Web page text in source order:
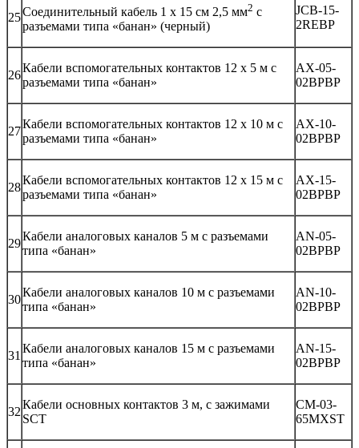
25Соединительный кабель 1 х 15 см 2,5 мм2 с
разъемами типа «банан» (черный)
JCB-15-
2REBP
26
Кабели вспомогательных контактов 12 х 5 м с
разъемами типа «банан»
AX-05-
02BPBP
27
Кабели вспомогательных контактов 12 х 10 м с
разъемами типа «банан»
AX-10-
02BPBP
28
Кабели вспомогательных контактов 12 х 15 м с
разъемами типа «банан»
AX-15-
02BPBP
29
Кабели аналоговых каналов 5 м с разъемами
типа «банан»
AN-05-
02BPBP
30
Кабели аналоговых каналов 10 м с разъемами
типа «банан»
AN-10-
02BPBP
31
Кабели аналоговых каналов 15 м с разъемами
типа «банан»
AN-15-
02BPBP
32
Кабели основных контактов 3 м, с зажимами
SCT
CM-03-
65MXST